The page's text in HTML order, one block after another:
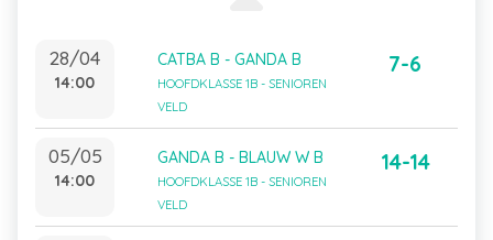
28/04
14:00
CATBA B - GANDA B
HOOFDKLASSE 1B - SENIOREN
VELD
7-6
05/05
14:00
GANDA B - BLAUW W B
HOOFDKLASSE 1B - SENIOREN
VELD
14-14